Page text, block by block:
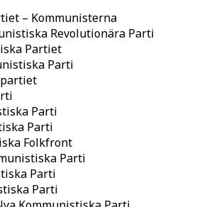
– Kommunisterna
Revolutionära Parti
Partiet
Parti
Parti
Parti
Folkfront
Parti
Parti
Parti